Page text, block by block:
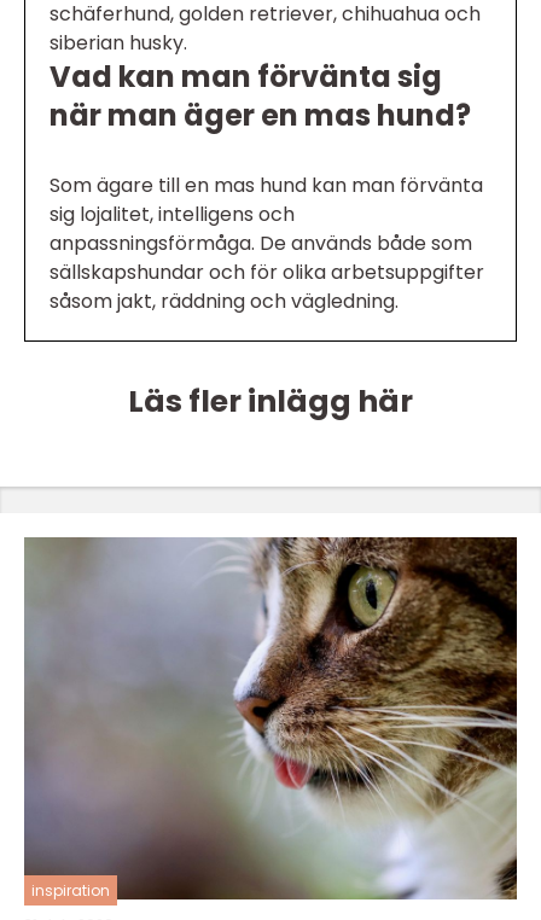
schäferhund, golden retriever, chihuahua och
siberian husky.
Vad kan man förvänta sig
när man äger en mas hund?
Som ägare till en mas hund kan man förvänta
sig lojalitet, intelligens och
anpassningsförmåga. De används både som
sällskapshundar och för olika arbetsuppgifter
såsom jakt, räddning och vägledning.
Läs fler inlägg här
inspiration